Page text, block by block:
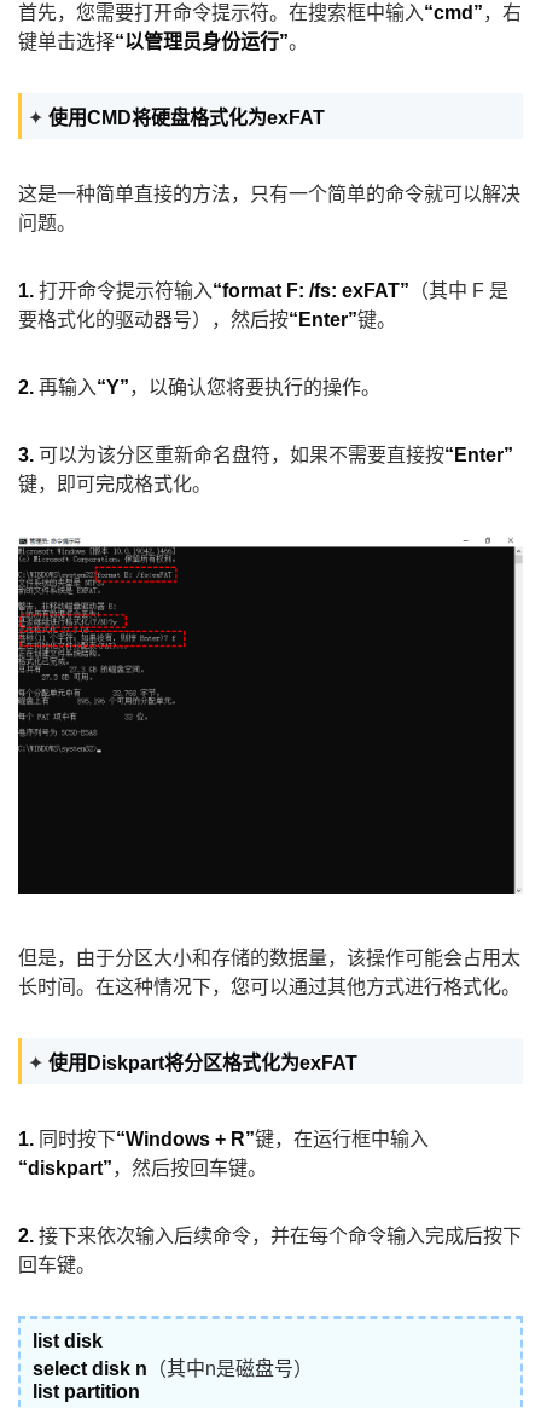
首先，您需要打开命令提示符。在搜索框中输入“cmd”，右
键单击选择“以管理员身份运行”。
✦ 使用CMD将硬盘格式化为exFAT
这是一种简单直接的方法，只有一个简单的命令就可以解决
问题。
1. 打开命令提示符输入“format F: /fs: exFAT” （其中 F 是
要格式化的驱动器号），然后按“Enter”键。
2. 再输入“Y”，以确认您将要执行的操作。
3. 可以为该分区重新命名盘符，如果不需要直接按“Enter”
键，即可完成格式化。
但是，由于分区大小和存储的数据量，该操作可能会占用太
长时间。在这种情况下，您可以通过其他方式进行格式化。
✦ 使用Diskpart将分区格式化为exFAT
1. 同时按下“Windows + R”键，在运行框中输入
“diskpart”，然后按回车键。
2. 接下来依次输入后续命令，并在每个命令输入完成后按下
回车键。
list disk
select disk n （其中n是磁盘号）
list partition